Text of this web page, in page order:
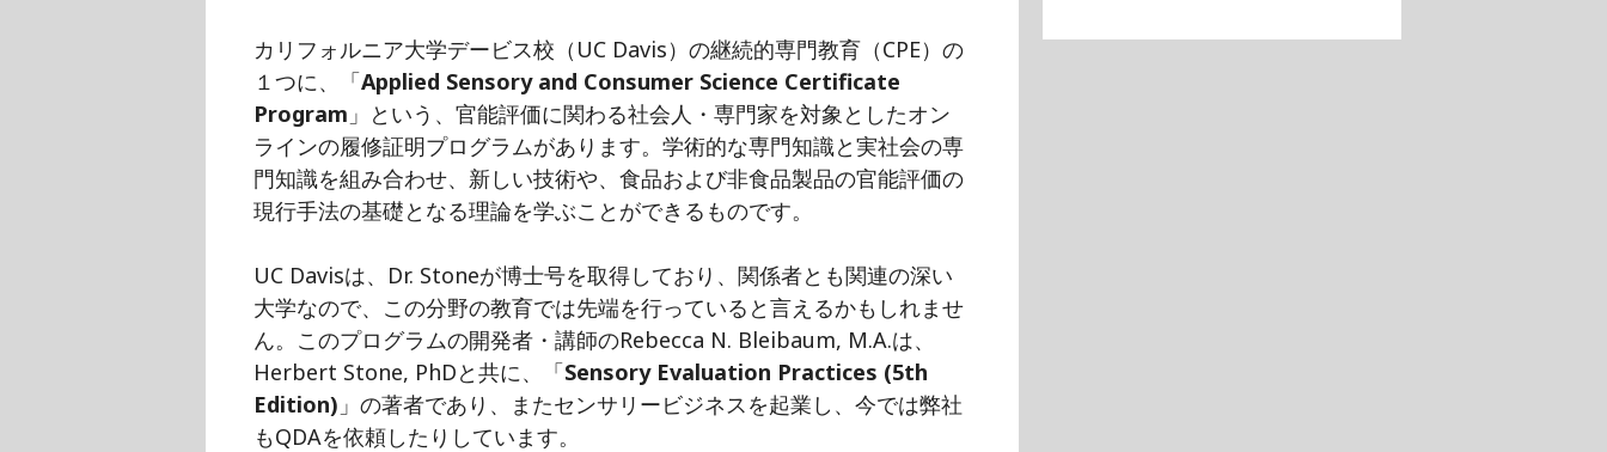
カリフォルニア大学デービス校（UC Davis）の継続的専門教育（CPE）の
１つに、「Applied Sensory and Consumer Science Certificate
Program 」という、官能評価に関わる社会人・専門家を対象としたオン
ラインの履修証明プログラムがあります。学術的な専門知識と実社会の専
門知識を組み合わせ、新しい技術や、食品および非食品製品の官能評価の
現行手法の基礎となる理論を学ぶことができるものです。
UC Davisは、Dr. Stoneが博士号を取得しており、関係者とも関連の深い
大学なので、この分野の教育では先端を行っていると言えるかもしれませ
ん。このプログラムの開発者・講師のRebecca N. Bleibaum, M.A.は、
Herbert Stone, PhDと共に、「Sensory Evaluation Practices (5th
Edition) 」の著者であり、またセンサリービジネスを起業し、今では弊社
もQDAを依頼したりしています。